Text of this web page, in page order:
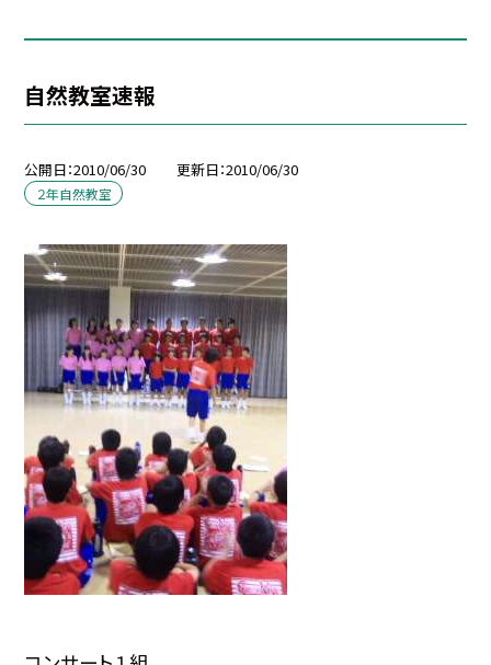
自然教室速報
公開日 2010/06/30 更新日 2010/06/30
２年自然教室